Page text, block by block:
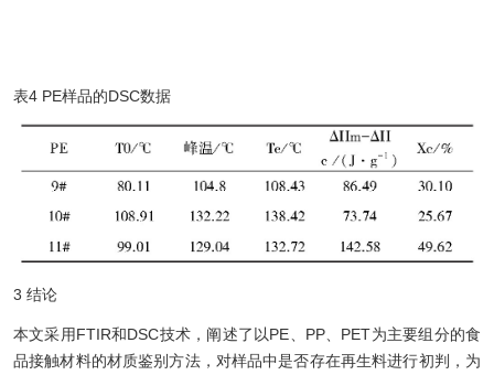
表4 PE样品的DSC数据
3 结论
本文采用FTIR和DSC技术，阐述了以PE、PP、PET为主要组分的食
品接触材料的材质鉴别方法，对样品中是否存在再生料进行初判，为